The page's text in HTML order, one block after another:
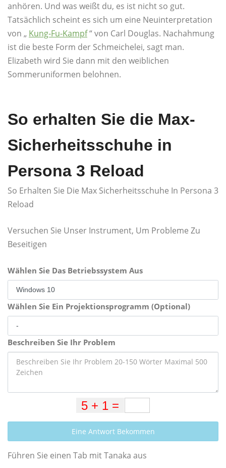
anhören. Und was weißt du, es ist nicht so gut.
Tatsächlich scheint es sich um eine Neuinterpretation
von „ Kung-Fu-Kampf“ von Carl Douglas. Nachahmung
ist die beste Form der Schmeichelei, sagt man.
Elizabeth wird Sie dann mit den weiblichen
Sommeruniformen belohnen.
So erhalten Sie die Max-
Sicherheitsschuhe in
Persona 3 Reload
So Erhalten Sie Die Max Sicherheitsschuhe In Persona 3
Reload
Versuchen Sie Unser Instrument, Um Probleme Zu
Beseitigen
Wählen Sie Das Betriebssystem Aus
Wählen Sie Ein Projektionsprogramm (Optional)
Beschreiben Sie Ihr Problem
Eine Antwort Bekommen
Führen Sie einen Tab mit Tanaka aus